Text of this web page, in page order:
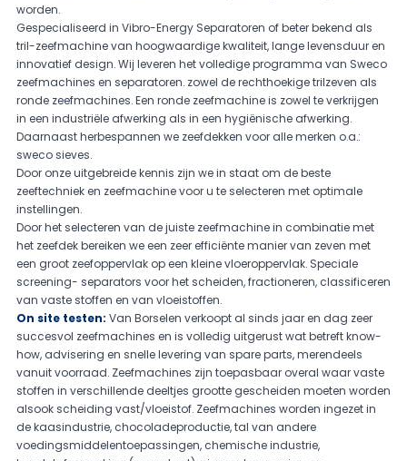
worden.
Gespecialiseerd in Vibro-Energy Separatoren of beter bekend als
tril-zeefmachine van hoogwaardige kwaliteit, lange levensduur en
innovatief design. Wij leveren het volledige programma van Sweco
zeefmachines en separatoren. zowel de rechthoekige trilzeven als
ronde zeefmachines. Een ronde zeefmachine is zowel te verkrijgen
in een industriële afwerking als in een hygiënische afwerking.
Daarnaast herbespannen we zeefdekken voor alle merken o.a.:
sweco sieves.
Door onze uitgebreide kennis zijn we in staat om de beste
zeeftechniek en zeefmachine voor u te selecteren met optimale
instellingen.
Door het selecteren van de juiste zeefmachine in combinatie met
het zeefdek bereiken we een zeer efficiënte manier van zeven met
een groot zeefoppervlak op een kleine vloeroppervlak. Speciale
screening- separators voor het scheiden, fractioneren, classificeren
van vaste stoffen en van vloeistoffen.
On site testen: Van Borselen verkoopt al sinds jaar en dag zeer
succesvol zeefmachines en is volledig uitgerust wat betreft know-
how, advisering en snelle levering van spare parts, merendeels
vanuit voorraad. Zeefmachines zijn toepasbaar overal waar vaste
stoffen in verschillende deeltjes grootte gescheiden moeten worden
alsook scheiding vast/vloeistof. Zeefmachines worden ingezet in
de kaasindustrie, chocoladeproductie, tal van andere
voedingsmiddelentoepassingen, chemische industrie,